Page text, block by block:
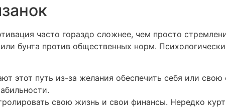
часто гораздо сложнее, чем просто
бунта против общественных норм.
этот путь из-за желания обеспечить себя или
свою жизнь и свои финансы. Нередко